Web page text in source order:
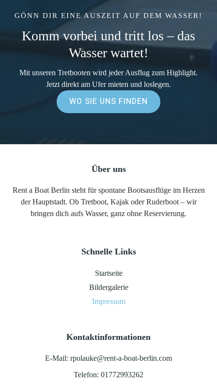
GÖNN DIR EINE AUSZEIT AUF DEM WASSER!
Komm vorbei und tritt los – das
Wasser wartet!
Mit unseren Tretbooten wird jeder Ausflug zum Highlight.
Jetzt direkt am Ufer mieten und loslegen.
WO SIE UNS FINDEN
Über uns
Rent a Boat Berlin steht für spontane Bootsausflüge im Herzen
der Hauptstadt. Ob Tretboot, Kajak oder Ruderboot – wir
bringen dich aufs Wasser, ganz ohne Reservierung.
Schnelle Links
Startseite
Bildergalerie
Impressum
Kontaktinformationen
E-Mail: rpolauke@rent-a-boat-berlin.com
Telefon: 01772993262